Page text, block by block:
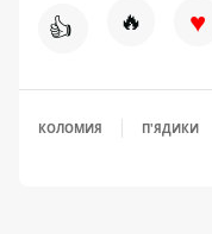
👍 🔥 ♥
КОЛОМИЯ П'ЯДИКИ